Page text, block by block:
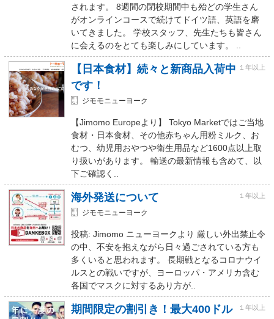
されます。 8週間の閉校期間中も殆どの学生さん
がオンラインコースで続けてドイツ語、英語を磨
いてきました。 学校スタッフ、先生たちも皆さん
に会えるのをとても楽しみにしています。 ..
【日本食材】続々と新商品入荷中
です！
１年以上
ジモモニューヨーク
【Jimomo Europeより】 Tokyo Marketではご当地
食材・日本食材、その他赤ちゃん用粉ミルク、お
むつ、幼児用おやつや衛生用品など1600点以上取
り扱いがあります。 輸送の最新情報も含めて、以
下ご確認く..
海外発送について １年以上
ジモモニューヨーク
投稿: Jimomo ニューヨークより 厳しい外出禁止令
の中、不安を抱えながら日々過ごされている方も
多くいると思われます。 長期戦となるコロナウイ
ルスとの戦いですが、ヨーロッパ・アメリカ含む
各国でマスクに対するあり方が..
期間限定の割引き！最大400ドル
１年以上